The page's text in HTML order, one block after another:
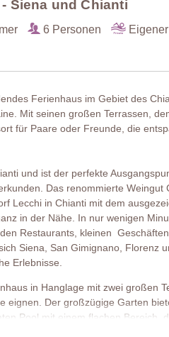
Siena und Chianti
6 Personen
Ferienhaus im Gebiet des
Mit seinen großen Terrassen,
für Paare oder Freunde, die
und ist der perfekte
Das renommierte Weingut
Lecchi in Chianti mit dem
in der Nähe. In nur wenigen
Restaurants, kleinen
Siena, San Gimignano, Florenz
Erlebnisse.
in Hanglage mit zwei großen
eignen. Der großzügige Garten
Pool mit einem flachen Bereich,